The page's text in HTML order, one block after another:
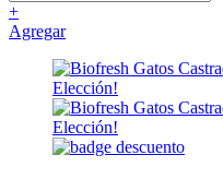
+
Agregar